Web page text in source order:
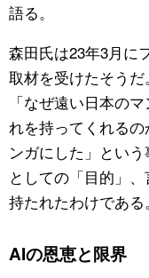
語る。
森田氏は23年3月に
取材を受けたそう
「なぜ遠い日本の
れを持ってくれる
ンガにした」とい
としての「目的」
持たれたわけである。
AIの恩恵と限界